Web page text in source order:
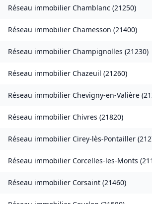
Réseau immobilier Chamblanc (21250)
Réseau immobilier Chamesson (21400)
Réseau immobilier Champignolles (21230)
Réseau immobilier Chazeuil (21260)
Réseau immobilier Chevigny-en-Valière (
Réseau immobilier Chivres (21820)
Réseau immobilier Cirey-lès-Pontailler (
Réseau immobilier Corcelles-les-Monts (
Réseau immobilier Corsaint (21460)